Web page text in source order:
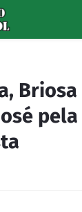
pela